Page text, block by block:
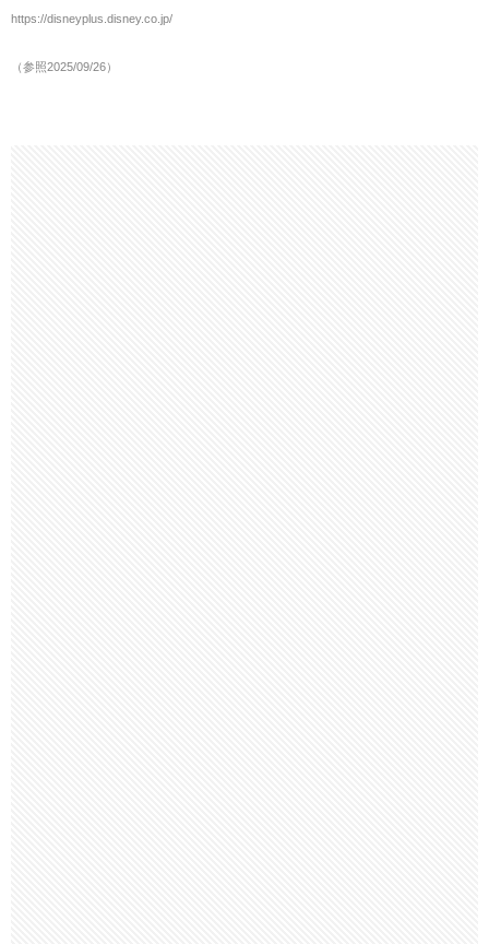
https://disneyplus.disney.co.jp/
（参照2025/09/26）